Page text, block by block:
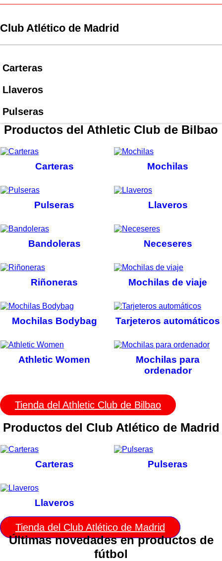
Club Atlético de Madrid
Carteras
Llaveros
Pulseras
Productos del Athletic Club de Bilbao
Carteras Mochilas
Pulseras Llaveros
Bandoleras Neceseres
Riñoneras Mochilas de viaje
Mochilas Bodybag Tarjeteros automáticos
Athletic Women
Mochilas para
ordenador
Tienda del Athletic Club de Bilbao
Productos del Club Atlético de Madrid
Carteras Pulseras
Llaveros
Tienda del Club Atlético de Madrid
Últimas novedades en productos de
fútbol